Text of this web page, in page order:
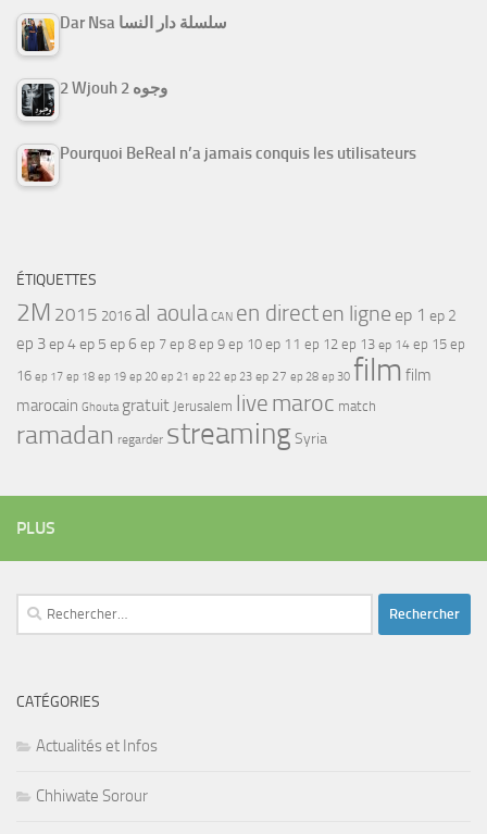
Dar Nsa سلسلة دار النسا
2 Wjouh 2 وجوه
Pourquoi BeReal n’a jamais conquis les utilisateurs
ÉTIQUETTES
2M 2015 2016 al aoula CAN en directen ligne ep 1 ep 2
ep 3ep 4ep 5 ep 6 ep 7 ep 8 ep 9 ep 10 ep 11 ep 12 ep 13 ep 14 ep 15 ep
16 ep 17 ep 18 ep 19 ep 20 ep 21 ep 22 ep 23 ep 27 ep 28 ep 30 film film
marocain Ghouta gratuit Jerusalem live maroc match
ramadan regarder streamingSyria
PLUS
Rechercher :
CATÉGORIES
Actualités et Infos
Chhiwate Sorour